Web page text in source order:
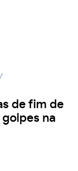
de fim de
na